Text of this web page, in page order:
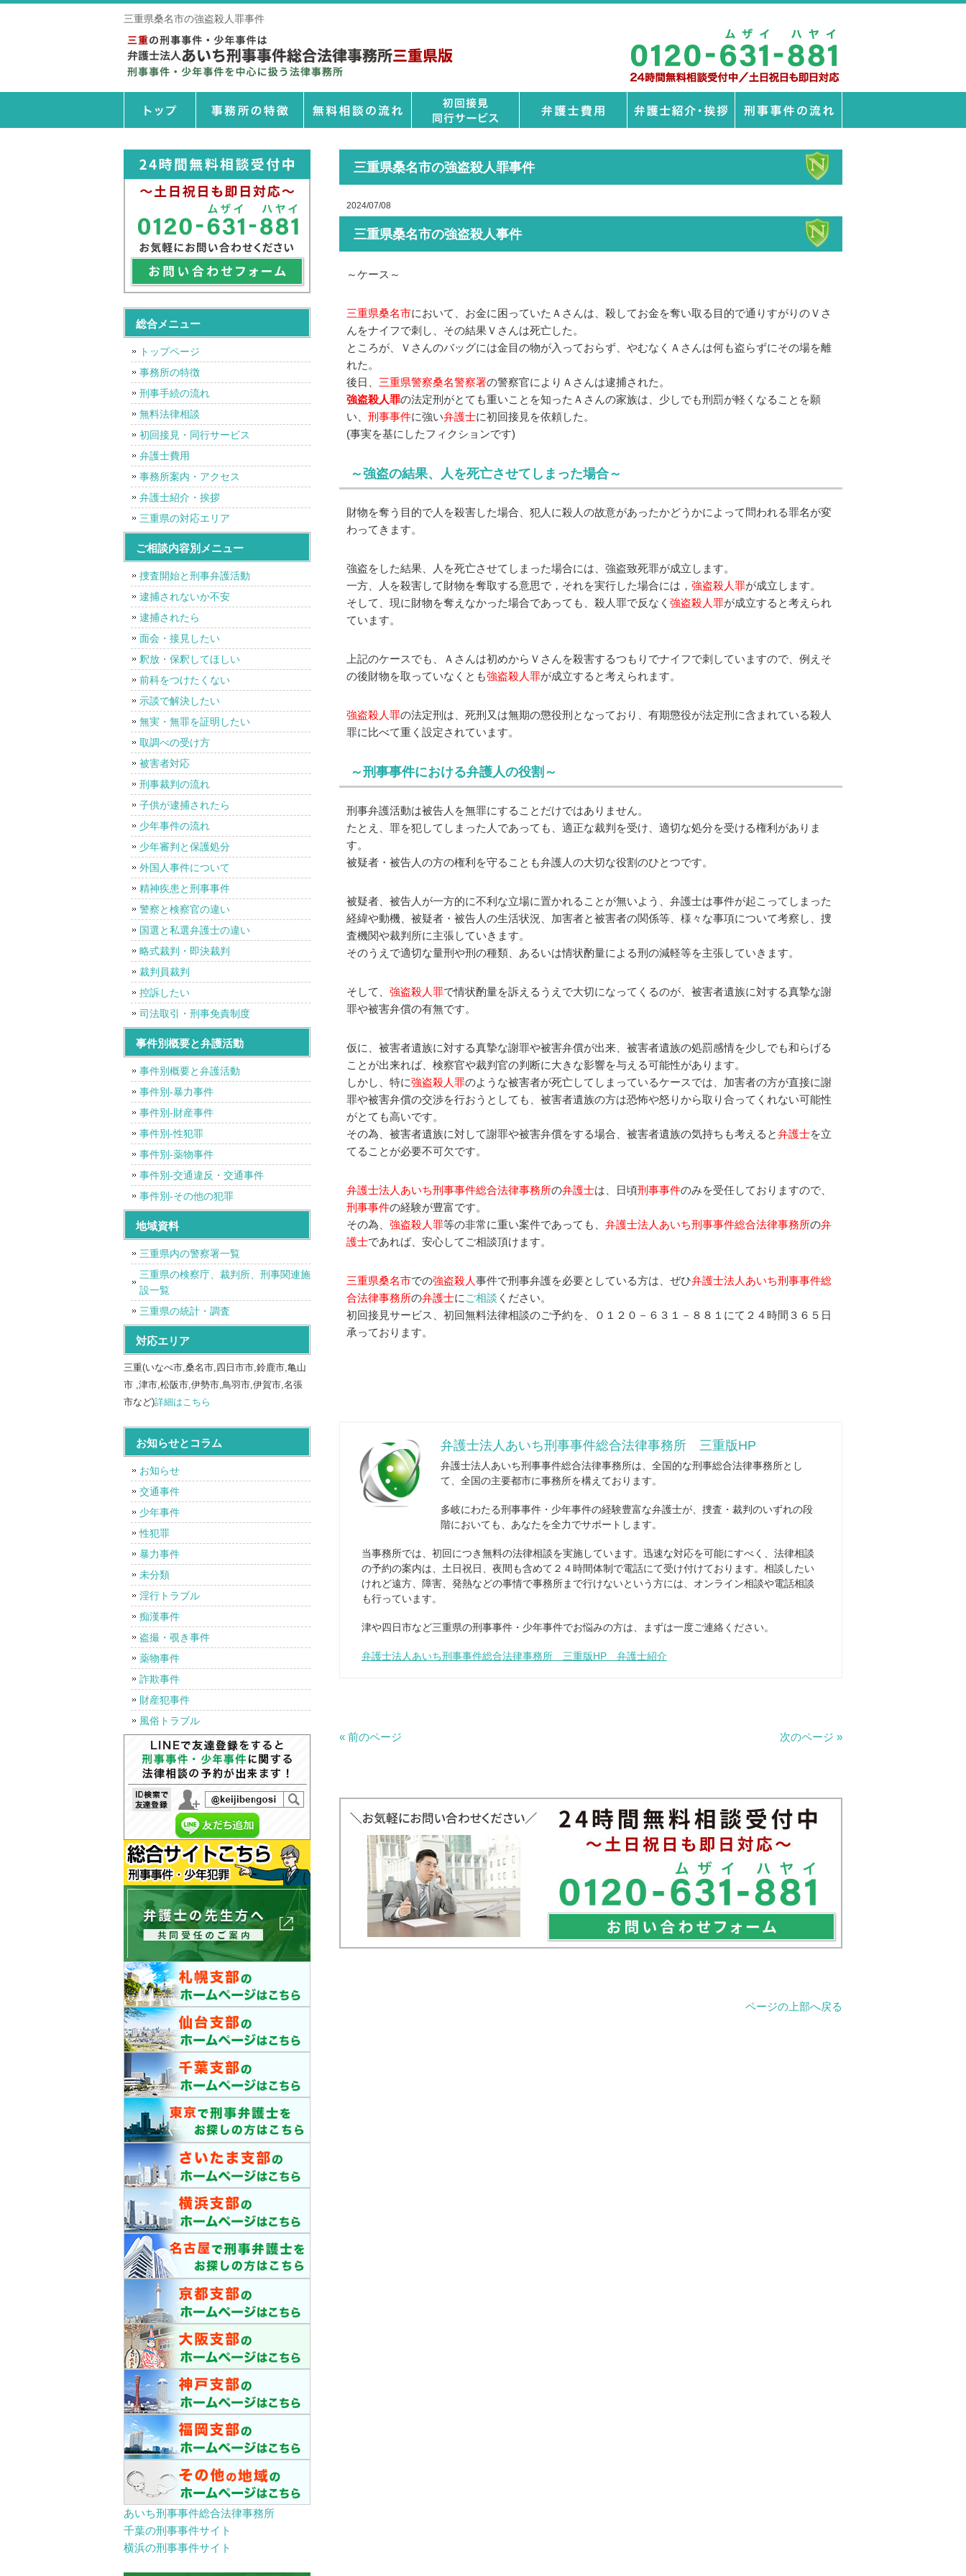
三重県桑名市の強盗殺人罪事件
三重県桑名市の強盗殺人罪事件
2024/07/08
三重県桑名市の強盗殺人事件
～ケース～
三重県桑名市において、お金に困っていたＡさんは、殺してお金を奪い取る目的で通りすがりのＶさ
んをナイフで刺し、その結果Ｖさんは死亡した。
ところが、Ｖさんのバッグには金目の物が入っておらず、やむなくＡさんは何も盗らずにその場を離
れた。
後日、 三重県警察桑名警察署の警察官によりＡさんは逮捕された。
強盗殺人罪の法定刑がとても重いことを知ったＡさんの家族は、少しでも刑罰が軽くなることを願
い、 刑事事件に強い弁護士に初回接見を依頼した。
(事実を基にしたフィクションです)
～強盗の結果、人を死亡させてしまった場合～
財物を奪う目的で人を殺害した場合、犯人に殺人の故意があったかどうかによって問われる罪名が変
わってきます。
強盗をした結果、人を死亡させてしまった場合には、強盗致死罪が成立します。
一方、人を殺害して財物を奪取する意思で，それを実行した場合には， 強盗殺人罪が成立します。
そして、現に財物を奪えなかった場合であっても、殺人罪で反なく 強盗殺人罪が成立すると考えられ
ています。
上記のケースでも、Ａさんは初めからＶさんを殺害するつもりでナイフで刺していますので、例えそ
の後財物を取っていなくとも強盗殺人罪が成立すると考えられます。
強盗殺人罪の法定刑は、死刑又は無期の懲役刑となっており、有期懲役が法定刑に含まれている殺人
罪に比べて重く設定されています。
～刑事事件における弁護人の役割～
刑事弁護活動は被告人を無罪にすることだけではありません。
たとえ、罪を犯してしまった人であっても、適正な裁判を受け、適切な処分を受ける権利がありま
す。
被疑者・被告人の方の権利を守ることも弁護人の大切な役割のひとつです。
被疑者、被告人が一方的に不利な立場に置かれることが無いよう、弁護士は事件が起こってしまった
経緯や動機、被疑者・被告人の生活状況、加害者と被害者の関係等、様々な事項について考察し、捜
査機関や裁判所に主張していきます。
そのうえで適切な量刑や刑の種類、あるいは情状酌量による刑の減軽等を主張していきます。
そして、 強盗殺人罪で情状酌量を訴えるうえで大切になってくるのが、被害者遺族に対する真摯な謝
罪や被害弁償の有無です。
仮に、被害者遺族に対する真摯な謝罪や被害弁償が出来、被害者遺族の処罰感情を少しでも和らげる
ことが出来れば、検察官や裁判官の判断に大きな影響を与える可能性があります。
しかし、特に強盗殺人罪のような被害者が死亡してしまっているケースでは、加害者の方が直接に謝
罪や被害弁償の交渉を行おうとしても、被害者遺族の方は恐怖や怒りから取り合ってくれない可能性
がとても高いです。
その為、被害者遺族に対して謝罪や被害弁償をする場合、被害者遺族の気持ちも考えると弁護士を立
てることが必要不可欠です。
弁護士法人あいち刑事事件総合法律事務所の弁護士は、日頃刑事事件のみを受任しておりますので、
刑事事件の経験が豊富です。
その為、 強盗殺人罪等の非常に重い案件であっても、 弁護士法人あいち刑事事件総合法律事務所の弁
護士であれば、安心してご相談頂けます。
三重県桑名市での強盗殺人事件で刑事弁護を必要としている方は、ぜひ弁護士法人あいち刑事事件総
合法律事務所の弁護士に ご相談 ください。
初回接見サービス、初回無料法律相談のご予約を、０１２０－６３１－８８１にて２４時間３６５日
承っております。
弁護士法人あいち刑事事件総合法律事務所 三重版HP
弁護士法人あいち刑事事件総合法律事務所は、全国的な刑事総合法律事務所とし
て、全国の主要都市に事務所を構えております。
多岐にわたる刑事事件・少年事件の経験豊富な弁護士が、捜査・裁判のいずれの段
階においても、あなたを全力でサポートします。
当事務所では、初回につき無料の法律相談を実施しています。迅速な対応を可能にすべく、法律相談
の予約の案内は、土日祝日、夜間も含めて２４時間体制で電話にて受け付けております。相談したい
けれど遠方、障害、発熱などの事情で事務所まで行けないという方には、オンライン相談や電話相談
も行っています。
津や四日市など三重県の刑事事件・少年事件でお悩みの方は、まずは一度ご連絡ください。
弁護士法人あいち刑事事件総合法律事務所 三重版HP 弁護士紹介
« 前のページ 次のページ »
ページの上部へ戻る
総合メニュー
トップページ
事務所の特徴
刑事手続の流れ
無料法律相談
初回接見・同行サービス
弁護士費用
事務所案内・アクセス
弁護士紹介・挨拶
三重県の対応エリア
ご相談内容別メニュー
捜査開始と刑事弁護活動
逮捕されないか不安
逮捕されたら
面会・接見したい
釈放・保釈してほしい
前科をつけたくない
示談で解決したい
無実・無罪を証明したい
取調べの受け方
被害者対応
刑事裁判の流れ
子供が逮捕されたら
少年事件の流れ
少年審判と保護処分
外国人事件について
精神疾患と刑事事件
警察と検察官の違い
国選と私選弁護士の違い
略式裁判・即決裁判
裁判員裁判
控訴したい
司法取引・刑事免責制度
事件別概要と弁護活動
事件別概要と弁護活動
事件別-暴力事件
事件別-財産事件
事件別-性犯罪
事件別-薬物事件
事件別-交通違反・交通事件
事件別-その他の犯罪
地域資料
三重県内の警察署一覧
三重県の検察庁、裁判所、刑事関連施
設一覧
三重県の統計・調査
対応エリア
三重(いなべ市,桑名市,四日市市,鈴鹿市,亀山
市 ,津市,松阪市,伊勢市,鳥羽市,伊賀市,名張
市など)詳細はこちら
お知らせとコラム
お知らせ
交通事件
少年事件
性犯罪
暴力事件
未分類
淫行トラブル
痴漢事件
盗撮・覗き事件
薬物事件
詐欺事件
財産犯事件
風俗トラブル
あいち刑事事件総合法律事務所
千葉の刑事事件サイト
横浜の刑事事件サイト